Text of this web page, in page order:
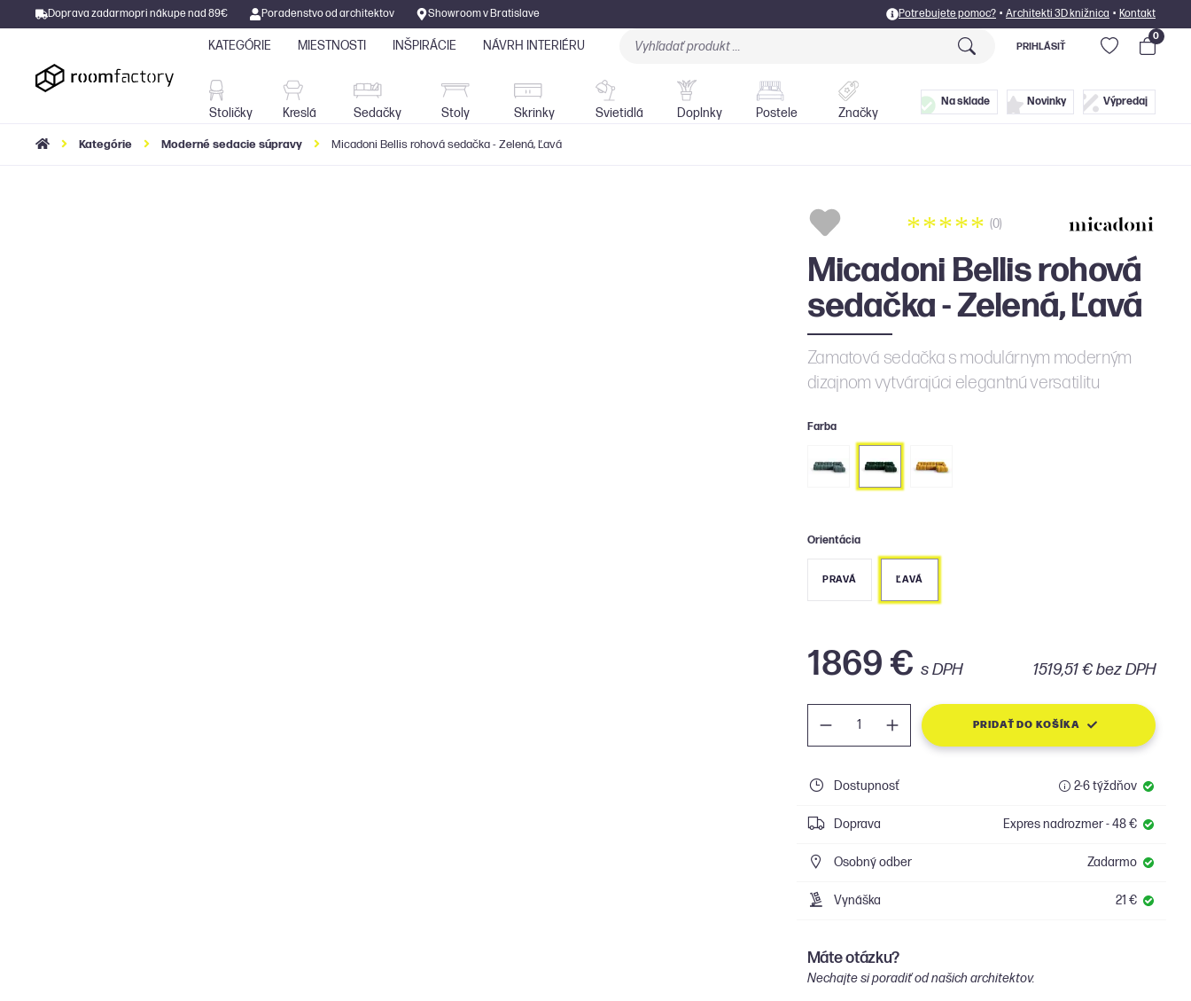
Doprava zadarmopri nákupe nad 89€ Poradenstvo od architektov Showroom v Bratislave Potrebujete pomoc? • Architekti 3D knižnica • Kontakt
KATEGÓRIE
Kreslá Sedačky Svietidlá Doplnky Postele
MIESTNOSTI INŠPIRÁCIE NÁVRH INTERIÉRU PRIHLÁSIŤ
0
Stoličky Kreslá Sedačky Stoly Skrinky Svietidlá Doplnky Postele Značky
Na sklade Novinky Výpredaj
Kategórie Moderné sedacie súpravy Micadoni Bellis rohová sedačka - Zelená, Ľavá
(0)
Micadoni Bellis rohová
sedačka - Zelená, Ľavá
Zamatová sedačka s modulárnym moderným
dizajnom vytvárajúci elegantnú versatilitu
Farba
Orientácia
PRAVÁ ĽAVÁ
1869 € s DPH 1519,51 € bez DPH
PRIDAŤ DO KOŠÍKA
Dostupnosť 2-6 týždňov
Doprava Expres nadrozmer - 48 €
Osobný odber Zadarmo
Vynáška 21 €
Máte otázku?
Nechajte si poradiť od našich architektov.